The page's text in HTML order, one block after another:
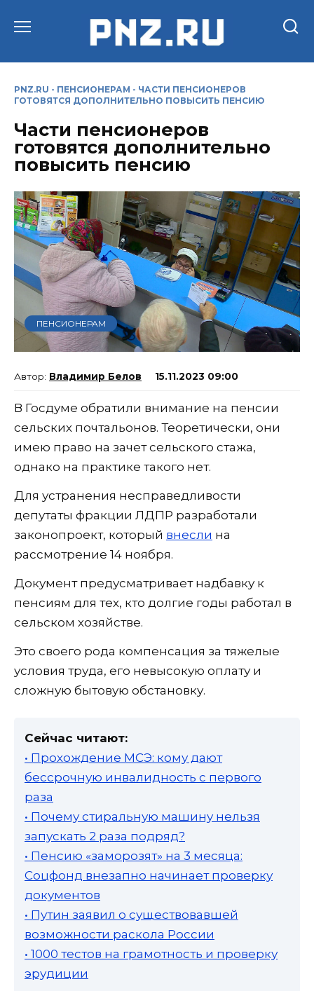
PNZ.RU - ПЕНСИОНЕРАМ - ЧАСТИ ПЕНСИОНЕРОВ
ГОТОВЯТСЯ ДОПОЛНИТЕЛЬНО ПОВЫСИТЬ ПЕНСИЮ
Части пенсионеров
готовятся дополнительно
повысить пенсию
ПЕНСИОНЕРАМ
Владимир Белов 15.11.2023 09:00
В Госдуме обратили внимание на пенсии
сельских почтальонов. Теоретически, они
имею право на зачет сельского стажа,
однако на практике такого нет.
Для устранения несправедливости
депутаты фракции ЛДПР разработали
законопроект, который внесли на
рассмотрение 14 ноября.
Документ предусматривает надбавку к
пенсиям для тех, кто долгие годы работал в
сельском хозяйстве.
Это своего рода компенсация за тяжелые
условия труда, его невысокую оплату и
сложную бытовую обстановку.
Сейчас читают:
• Прохождение МСЭ: кому дают
бессрочную инвалидность с первого
раза
• Почему стиральную машину нельзя
запускать 2 раза подряд?
• Пенсию «заморозят» на 3 месяца:
Соцфонд внезапно начинает проверку
документов
• Путин заявил о существовавшей
возможности раскола России
• 1000 тестов на грамотность и проверку
эрудиции